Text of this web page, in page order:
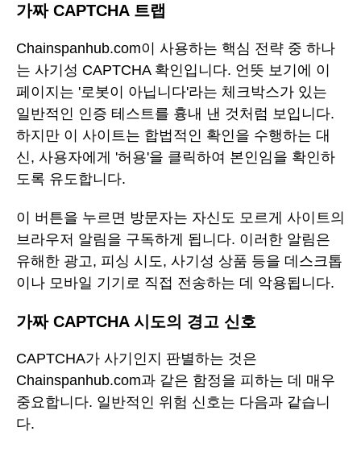
가짜 CAPTCHA 트랩
Chainspanhub.com이 사용하는 핵심 전략 중 하나
는 사기성 CAPTCHA 확인입니다. 언뜻 보기에 이
페이지는 '로봇이 아닙니다'라는 체크박스가 있는
일반적인 인증 테스트를 흉내 낸 것처럼 보입니다.
하지만 이 사이트는 합법적인 확인을 수행하는 대
신, 사용자에게 '허용'을 클릭하여 본인임을 확인하
도록 유도합니다.
이 버튼을 누르면 방문자는 자신도 모르게 사이트의
브라우저 알림을 구독하게 됩니다. 이러한 알림은
유해한 광고, 피싱 시도, 사기성 상품 등을 데스크톱
이나 모바일 기기로 직접 전송하는 데 악용됩니다.
가짜 CAPTCHA 시도의 경고 신호
CAPTCHA가 사기인지 판별하는 것은
Chainspanhub.com과 같은 함정을 피하는 데 매우
중요합니다. 일반적인 위험 신호는 다음과 같습니
다.